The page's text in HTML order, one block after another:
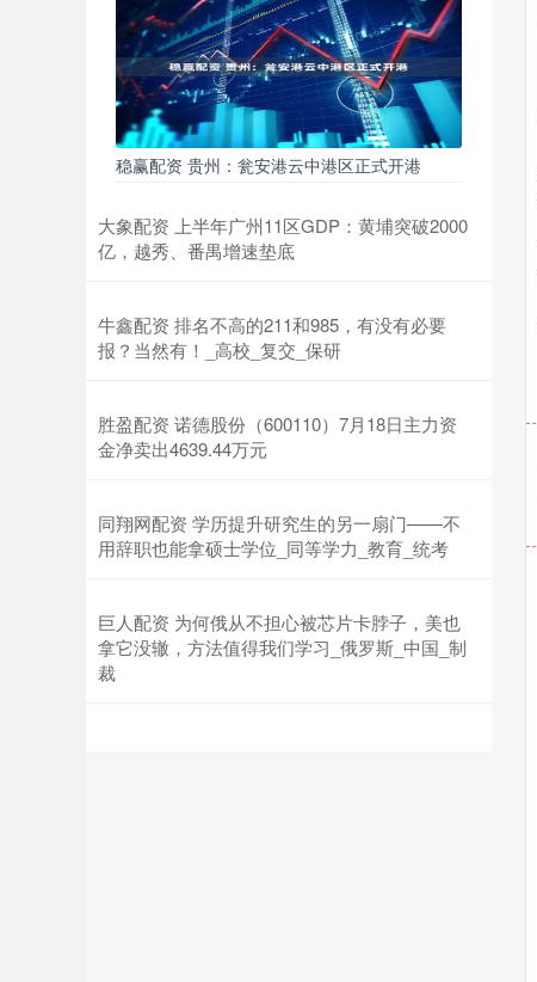
稳赢配资 贵州：瓮安港云中港区正式开港
大象配资 上半年广州11区GDP：黄埔突破2000
亿，越秀、番禺增速垫底
牛鑫配资 排名不高的211和985，有没有必要
报？当然有！_高校_复交_保研
胜盈配资 诺德股份（600110）7月18日主力资
金净卖出4639.44万元
同翔网配资 学历提升研究生的另一扇门——不
用辞职也能拿硕士学位_同等学力_教育_统考
巨人配资 为何俄从不担心被芯片卡脖子，美也
拿它没辙，方法值得我们学习_俄罗斯_中国_制
裁